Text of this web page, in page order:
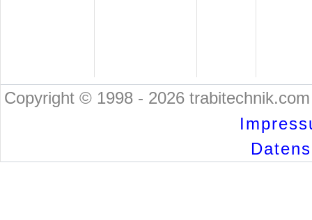
Copyright © 1998 - 2026